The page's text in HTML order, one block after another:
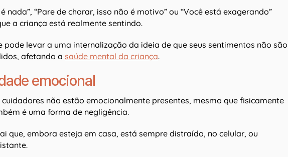
nada”, “Pare de chorar, isso não é motivo” ou “Você está exagerando”
a criança está realmente sentindo.
pode levar a uma internalização da ideia de que seus sentimentos não são
afetando a saúde mental da criança.
emocional
não estão emocionalmente presentes, mesmo que fisicamente
é uma forma de negligência.
que, embora esteja em casa, está sempre distraído, no celular, ou